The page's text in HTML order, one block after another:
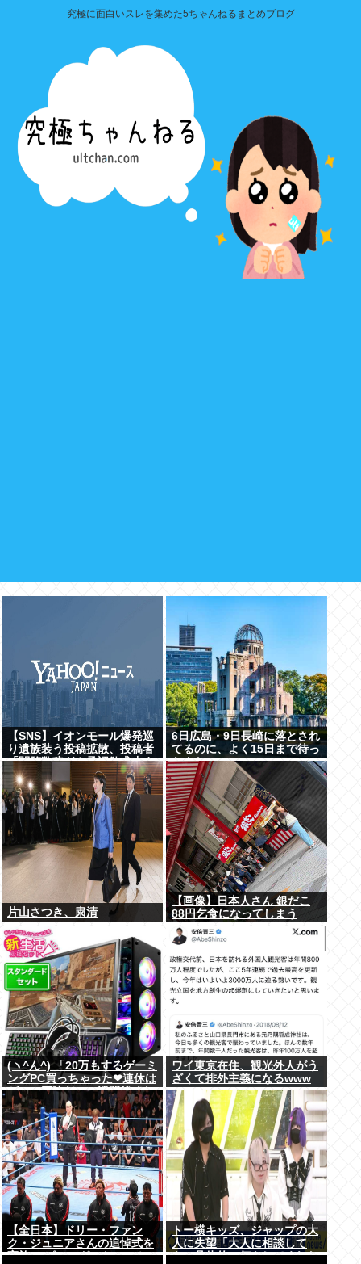
究極に面白いスレを集めた5ちゃんねるまとめブログ
【SNS】イオンモール爆発巡
り遺族装う投稿拡散、投稿者
「閲覧数稼ぎや承認欲求止ま
らなくなった」
6日広島・9日長崎に落とされ
てるのに、よく15日まで待っ
たよな
片山さつき、粛清
【画像】日本人さん 銀だこ
88円乞食になってしまう
(ヽ^ん^) 「20万もするゲーミ
ングPC買っちゃった❤連休は
ゲーム三昧だ」一週間後「お
届け物でーす」（ヽ´ん`）
「そう…」
ワイ東京在住、観光外人がう
ざくて排外主義になるwww
【全日本】ドリー・ファン
ク・ジュニアさんの追悼式を
実施 スピニング・トー・ホー
トー横キッズ、ジャップの大
人に失望「大人に相談して
も、具体的に何もしてくれな